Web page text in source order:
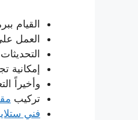
القيام
العمل
إمكانية
وأخيراً
تركيب
فني